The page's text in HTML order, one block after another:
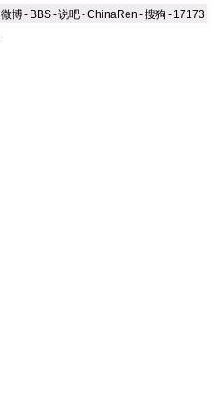
微博- BBS-说吧-ChinaRen -搜狗 - 17173